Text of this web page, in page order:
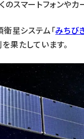
スマートフォンや
星システム「みちび
果たしています。